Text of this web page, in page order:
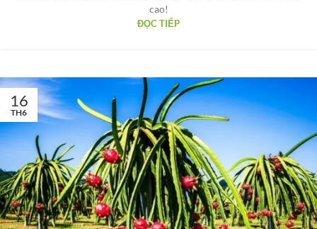
cao!
ĐỌC TIẾP
16
TH6